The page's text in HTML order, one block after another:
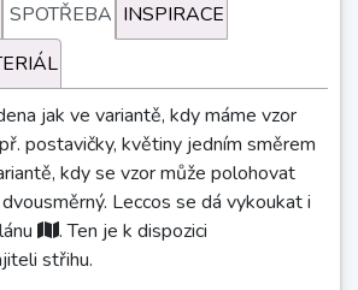
SPOTŘEBA INSPIRACE
jak ve variantě, kdy máme vzor
postavičky, květiny jedním směrem
kdy se vzor může polohovat
Leccos se dá vykoukat i
. Ten je k dispozici
střihu.